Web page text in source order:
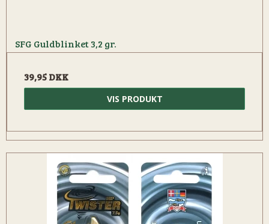
SFG Guldblinket 3,2 gr.
39,95 DKK
VIS PRODUKT